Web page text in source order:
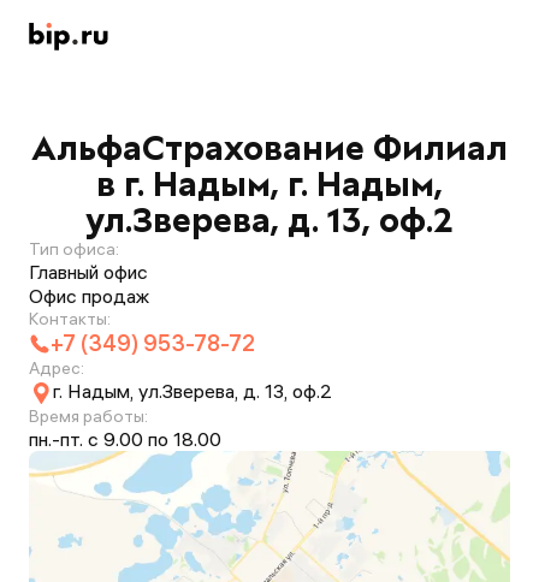
АльфаСтрахование Филиал
в г. Надым, г. Надым,
ул.Зверева, д. 13, оф.2
Тип офиса:
Главный офис
Офис продаж
Контакты:
+7 (349) 953-78-72
Адрес:
г. Надым, ул.Зверева, д. 13, оф.2
Время работы:
пн.-пт. с 9.00 по 18.00